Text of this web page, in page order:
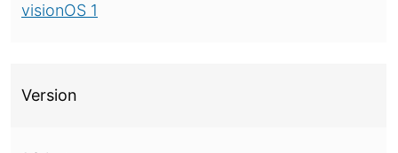
visionOS 1
Version